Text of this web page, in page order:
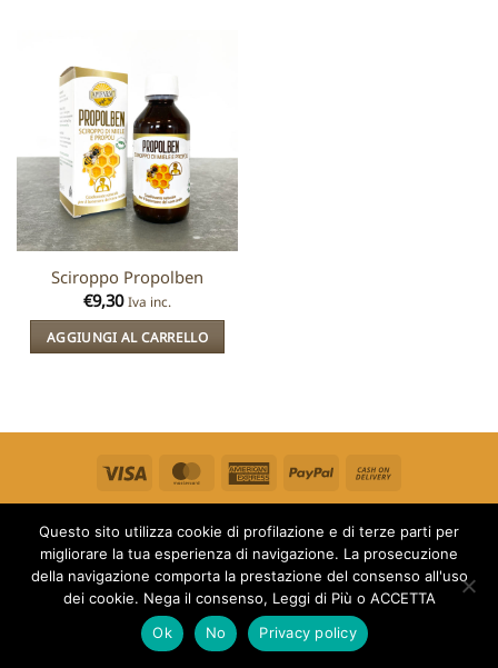
Sciroppo Propolben
€9,30 Iva inc.
AGGIUNGI AL CARRELLO
Visa MasterCardAmerican
Express
PayPal
On
Delivery
TERMINI E CONDIZIONI DI VENDITA
Copyright 2026 ©Società agricola Apifarm s.s. Str. Santa
Barbara 9/i 01100 Viterbo (VT) PI 02018780565
Questo sito utilizza cookie di profilazione e di terze parti per
migliorare la tua esperienza di navigazione. La prosecuzione
della navigazione comporta la prestazione del consenso all'uso
dei cookie. Nega il consenso, Leggi di Più o ACCETTA
Ok
No Privacy policy